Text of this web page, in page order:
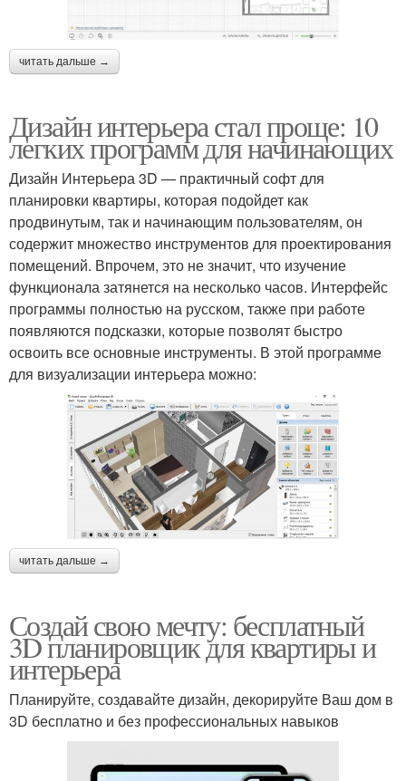
читать дальше →
Дизайн интерьера стал проще: 10
легких программ для начинающих
Дизайн Интерьера 3D — практичный софт для
планировки квартиры, которая подойдет как
продвинутым, так и начинающим пользователям, он
содержит множество инструментов для проектирования
помещений. Впрочем, это не значит, что изучение
функционала затянется на несколько часов. Интерфейс
программы полностью на русском, также при работе
появляются подсказки, которые позволят быстро
освоить все основные инструменты. В этой программе
для визуализации интерьера можно:
читать дальше →
Создай свою мечту: бесплатный
3D планировщик для квартиры и
интерьера
Планируйте, создавайте дизайн, декорируйте Ваш дом в
3D бесплатно и без профессиональных навыков